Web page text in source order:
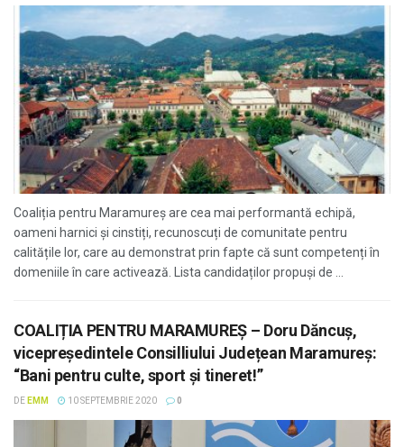
Coaliția pentru Maramureș are cea mai performantă echipă,
oameni harnici și cinstiți, recunoscuți de comunitate pentru
calitățile lor, care au demonstrat prin fapte că sunt competenți în
domeniile în care activează. Lista candidaților propuși de ...
COALIȚIA PENTRU MARAMUREȘ – Doru Dăncuș,
vicepreședintele Consilliului Județean Maramureș:
“Bani pentru culte, sport și tineret!”
DE EMM 10 SEPTEMBRIE 2020 0